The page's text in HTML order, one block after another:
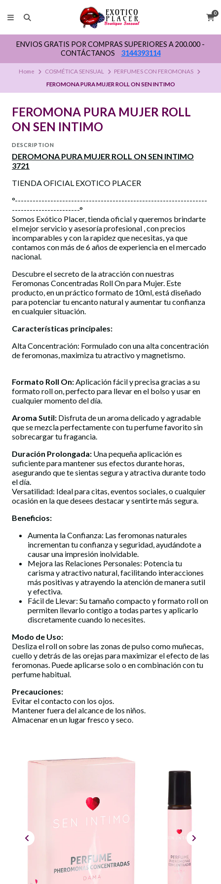
0
ENVIOS GRATIS POR COMPRAS SUPERIORES A 200.000 -
CONTÁCTANOS
3144393114
Home COSMÉTICA SENSUAL
PERFUMES CON FEROMONAS
FEROMONA PURA MUJER ROLL ON SEN INTIMO
FEROMONA PURA MUJER ROLL
ON SEN INTIMO
DESCRIPTION
DEROMONA PURA MUJER ROLL ON SEN INTIMO
3721
TIENDA OFICIAL EXOTICO PLACER
°-----------------------------------------------------------------
-----------------------°
Somos Exótico Placer, tienda oficial y queremos brindarte
el mejor servicio y asesoría profesional , con precios
incomparables y con la rapidez que necesitas, ya que
contamos con más de 6 años de experiencia en el mercado
nacional.
Descubre el secreto de la atracción con nuestras
Feromonas Concentradas Roll On para Mujer. Este
producto, en un práctico formato de 10ml, está diseñado
para potenciar tu encanto natural y aumentar tu confianza
en cualquier situación.
Características principales:
Alta Concentración: Formulado con una alta concentración
de feromonas, maximiza tu atractivo y magnetismo.
Formato Roll On:Aplicación fácil y precisa gracias a su
formato roll on, perfecto para llevar en el bolso y usar en
cualquier momento del día.
Aroma Sutil: Disfruta de un aroma delicado y agradable
que se mezcla perfectamente con tu perfume favorito sin
sobrecargar tu fragancia.
Duración Prolongada: Una pequeña aplicación es
suficiente para mantener sus efectos durante horas,
asegurando que te sientas segura y atractiva durante todo
el día.
Versatilidad: Ideal para citas, eventos sociales, o cualquier
ocasión en la que desees destacar y sentirte más segura.
Beneficios:
Aumenta la Confianza: Las feromonas naturales
incrementan tu confianza y seguridad, ayudándote a
causar una impresión inolvidable.
Mejora las Relaciones Personales: Potencia tu
carisma y atractivo natural, facilitando interacciones
más positivas y atrayendo la atención de manera sutil
y efectiva.
Fácil de Llevar: Su tamaño compacto y formato roll on
permiten llevarlo contigo a todas partes y aplicarlo
discretamente cuando lo necesites.
Modo de Uso:
Desliza el roll on sobre las zonas de pulso como muñecas,
cuello y detrás de las orejas para maximizar el efecto de las
feromonas. Puede aplicarse solo o en combinación con tu
perfume habitual.
Precauciones:
Evitar el contacto con los ojos.
Mantener fuera del alcance de los niños.
Almacenar en un lugar fresco y seco.